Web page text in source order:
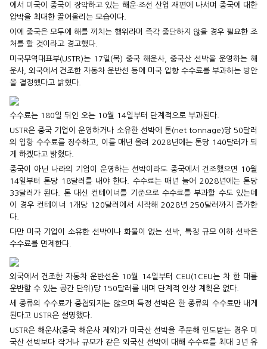
에서 미국이 중국이 장악하고 있는 해운·조선 산업 재편에 나서며 중국에 대한
압박을 최대한 끌어올리는 모습이다.
이에 중국은 모두에 해를 끼치는 행위라며 즉각 중단하지 않을 경우 필요한 조
처를 할 것이라고 경고했다.
미국무역대표부(USTR)는 17일(목) 중국 해운사, 중국산 선박을 운영하는 해
운사, 외국에서 건조한 자동차 운반선 등에 미국 입항 수수료를 부과하는 방안
을 결정했다고 밝혔다.
수수료는 180일 뒤인 오는 10월 14일부터 단계적으로 부과된다.
USTR은 중국 기업이 운영하거나 소유한 선박에 톤(net tonnage)당 50달러
의 입항 수수료를 징수하고, 이를 매년 올려 2028년에는 톤당 140달러가 되
게 하겠다고 밝혔다.
중국이 아닌 나라의 기업이 운영하는 선박이라도 중국에서 건조했으면 10월
14일부터 톤당 18달러를 내야 한다. 수수료는 매년 늘어 2028년에는 톤당
33달러가 된다. 톤 대신 컨테이너를 기준으로 수수료를 부과할 수도 있는데
이 경우 컨테이너 1개당 120달러에서 시작해 2028년 250달러까지 증가한
다.
다만 미국 기업이 소유한 선박이나 화물이 없는 선박, 특정 규모 이하 선박은
수수료를 면제한다.
외국에서 건조한 자동차 운반선은 10월 14일부터 CEU(1CEU는 차 한 대를
운반할 수 있는 공간 단위)당 150달러를 내며 단계적 인상 계획은 없다.
세 종류의 수수료가 중첩되지는 않으며 특정 선박은 한 종류의 수수료만 내게
된다고 USTR은 설명했다.
USTR은 해운사(중국 해운사 제외)가 미국산 선박을 주문해 인도받는 경우 미
국산 선박보다 작거나 규모가 같은 외국산 선박에 대해 수수료를 최대 3년 유